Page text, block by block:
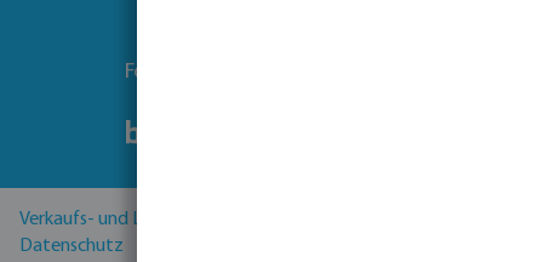
Folgen Sie uns
Verkaufs- und Lieferbedingungen
Datenschutz